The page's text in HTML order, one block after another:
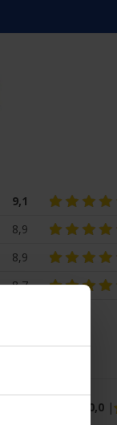
9,1
8,9
8,9
8,7
10,0 |